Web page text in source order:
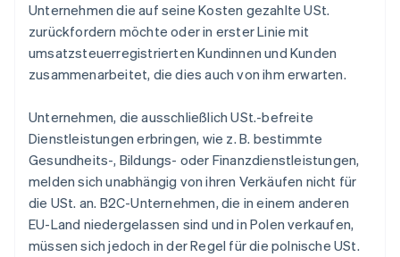
Unternehmen die auf seine Kosten gezahlte USt.
zurückfordern möchte oder in erster Linie mit
umsatzsteuerregistrierten Kundinnen und Kunden
zusammenarbeitet, die dies auch von ihm erwarten.
Unternehmen, die ausschließlich USt.-befreite
Dienstleistungen erbringen, wie z. B. bestimmte
Gesundheits-, Bildungs- oder Finanzdienstleistungen,
melden sich unabhängig von ihren Verkäufen nicht für
die USt. an. B2C-Unternehmen, die in einem anderen
EU-Land niedergelassen sind und in Polen verkaufen,
müssen sich jedoch in der Regel für die polnische USt.